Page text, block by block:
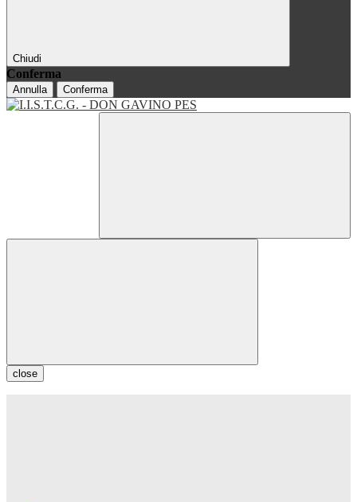
Chiudi
Conferma
Annulla Conferma
close